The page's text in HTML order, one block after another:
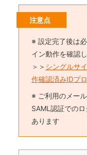
注意点
※ 設定完了後は
イン動作を確認
＞＞ シングルサ
作確認済みIDプ
※ ご利用のメー
SAML認証での
あります